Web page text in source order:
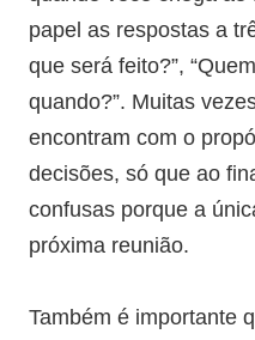
papel as respostas a
que será feito?”,
quando?”. Muitas
encontram com o
decisões, só que ao
confusas porque a
próxima reunião.
Também é importante